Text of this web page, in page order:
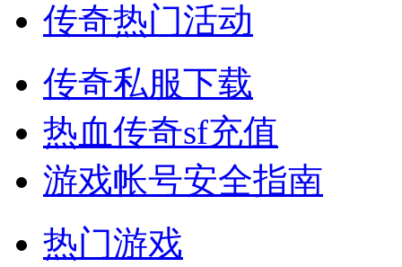
传奇热门活动
传奇私服下载
热血传奇sf充值
游戏帐号安全指南
热门游戏